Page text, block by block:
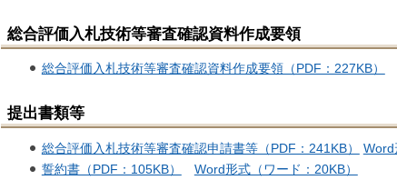
総合評価入札技術等審査確認資料作成要領
総合評価入札技術等審査確認資料作成要領（PDF：227KB）
提出書類等
総合評価入札技術等審査確認申請書等（PDF：241KB）
Word
誓約書（PDF：105KB）
Word形式（ワード：20KB）